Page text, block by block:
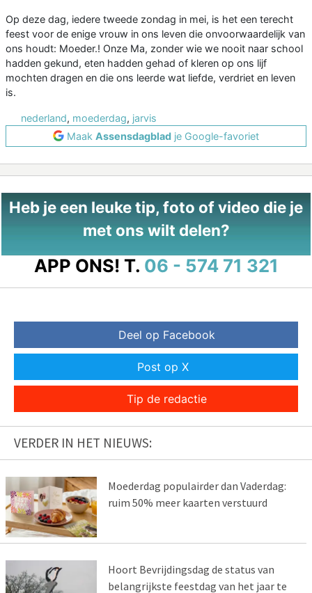
Op deze dag, iedere tweede zondag in mei, is het een terecht
feest voor de enige vrouw in ons leven die onvoorwaardelijk van
ons houdt: Moeder.! Onze Ma, zonder wie we nooit naar school
hadden gekund, eten hadden gehad of kleren op ons lijf
mochten dragen en die ons leerde wat liefde, verdriet en leven
is.
nederland, moederdag, jarvis
Maak Assensdagblad je Google-favoriet
Heb je een leuke tip, foto of video die je
met ons wilt delen?
APP ONS! T. 06 - 574 71 321
Deel op Facebook
Post op X
Tip de redactie
VERDER IN HET NIEUWS:
Moederdag populairder dan Vaderdag:
ruim 50% meer kaarten verstuurd
Hoort Bevrijdingsdag de status van
belangrijkste feestdag van het jaar te